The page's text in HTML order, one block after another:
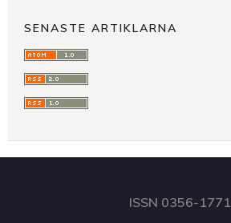
SENASTE ARTIKLARNA
ISSN 0356-1771